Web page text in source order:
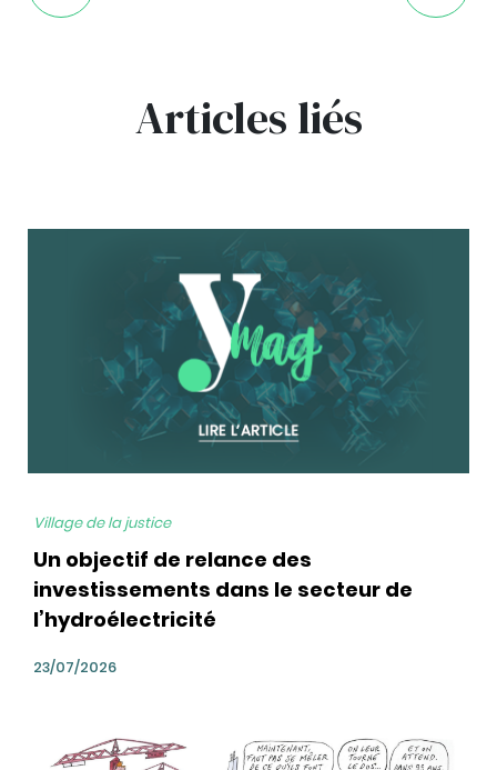
Articles liés
Village de la justice
Un objectif de relance des
investissements dans le secteur de
l’hydroélectricité
23/07/2026